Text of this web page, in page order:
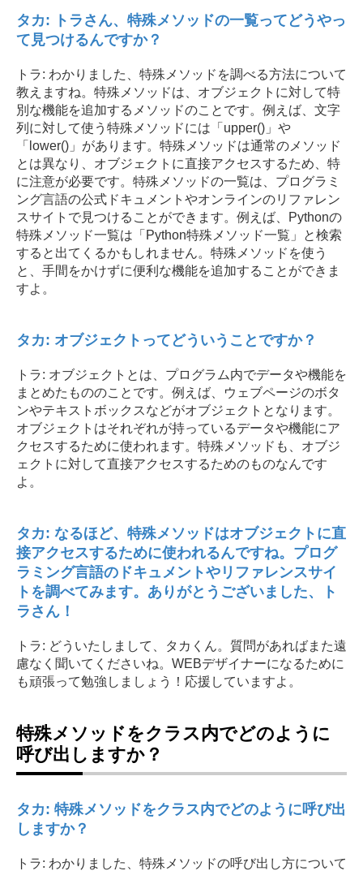
タカ: トラさん、特殊メソッドの一覧ってどうやっ
て見つけるんですか？
トラ: わかりました、特殊メソッドを調べる方法について
教えますね。特殊メソッドは、オブジェクトに対して特
別な機能を追加するメソッドのことです。例えば、文字
列に対して使う特殊メソッドには「upper()」や
「lower()」があります。特殊メソッドは通常のメソッド
とは異なり、オブジェクトに直接アクセスするため、特
に注意が必要です。特殊メソッドの一覧は、プログラミ
ング言語の公式ドキュメントやオンラインのリファレン
スサイトで見つけることができます。例えば、Pythonの
特殊メソッド一覧は「Python特殊メソッド一覧」と検索
すると出てくるかもしれません。特殊メソッドを使う
と、手間をかけずに便利な機能を追加することができま
すよ。
タカ: オブジェクトってどういうことですか？
トラ: オブジェクトとは、プログラム内でデータや機能を
まとめたもののことです。例えば、ウェブページのボタ
ンやテキストボックスなどがオブジェクトとなります。
オブジェクトはそれぞれが持っているデータや機能にア
クセスするために使われます。特殊メソッドも、オブジ
ェクトに対して直接アクセスするためのものなんです
よ。
タカ: なるほど、特殊メソッドはオブジェクトに直
接アクセスするために使われるんですね。プログ
ラミング言語のドキュメントやリファレンスサイ
トを調べてみます。ありがとうございました、ト
ラさん！
トラ: どういたしまして、タカくん。質問があればまた遠
慮なく聞いてくださいね。WEBデザイナーになるために
も頑張って勉強しましょう！応援していますよ。
特殊メソッドをクラス内でどのように
呼び出しますか？
タカ: 特殊メソッドをクラス内でどのように呼び出
しますか？
トラ: わかりました、特殊メソッドの呼び出し方について